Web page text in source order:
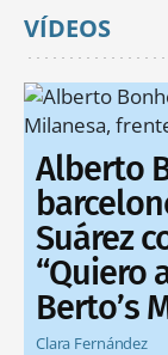
VÍDEOS
Alberto
Suárez
“Quiero
Berto’s
Clara Fernández